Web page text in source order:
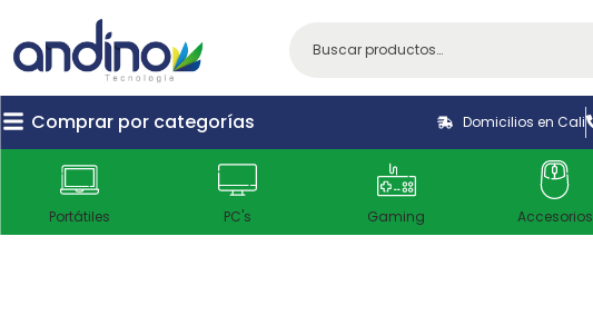
Comprar por categorías Domicilios en Cali
Portátiles PC's Gaming Accesorios